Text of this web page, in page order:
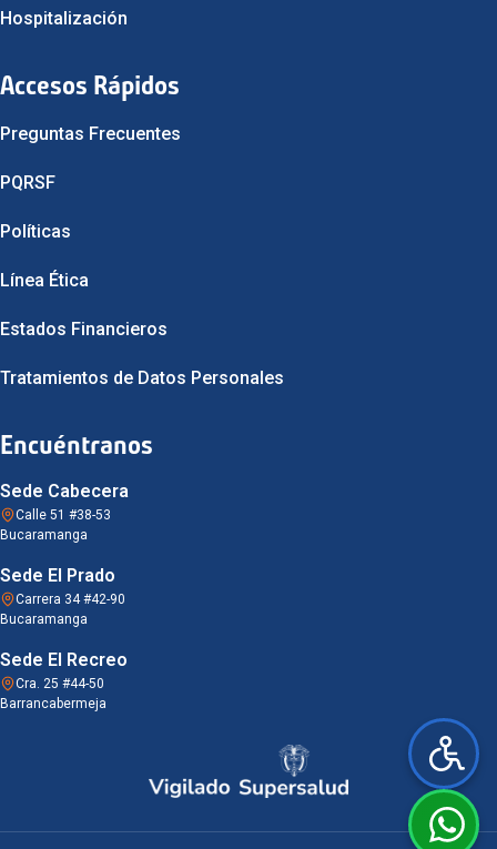
Hospitalización
Accesos Rápidos
Preguntas Frecuentes
PQRSF
Políticas
Línea Ética
Estados Financieros
Tratamientos de Datos Personales
Encuéntranos
Sede Cabecera
Calle 51 #38-53
Bucaramanga
Sede El Prado
Carrera 34 #42-90
Bucaramanga
Sede El Recreo
Cra. 25 #44-50
Barrancabermeja